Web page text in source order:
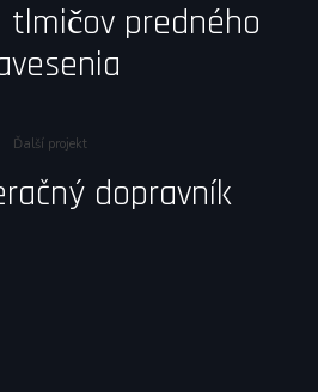
predného
Ďalší projekt
dopravník